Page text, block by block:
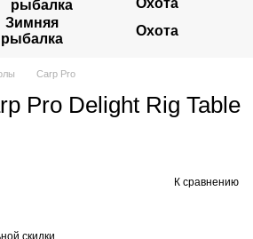
Зимняя
рыбалка
Охота
Carp Pro
Pro Delight Rig Table
К сравнению
скидки